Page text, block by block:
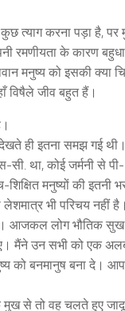
त्याग करना पड़ा है, पर
रमणीयता के कारण बहुधा
मनुष्य को इसकी क्या
विषैले जीव बहुत हैं।
ही इतना समझ गई थी।
था, कोई जर्मनी से पी-
मनुष्यों की इतनी
भी परिचय नहीं है।
आजकल लोग भौतिक
मैंने उन सभी को एक
को बनमानुष बना दे।
मुख से तो वह चलते हुए